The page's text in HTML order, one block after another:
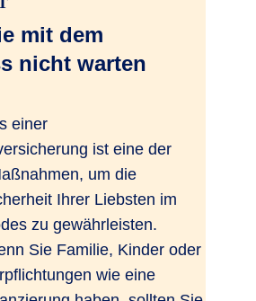
mit dem
nicht warten
einer
ist eine der
um die
Ihrer Liebsten im
zu gewährleisten.
Sie Familie, Kinder oder
wie eine